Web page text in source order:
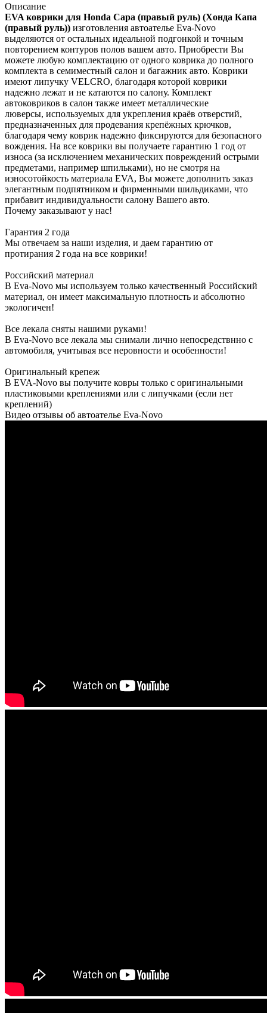
Описание
EVA коврики для Honda Capa (правый руль) (Хонда Капа
(правый руль)) изготовления автоателье Eva-Novo
выделяются от остальных идеальной подгонкой и точным
повторением контуров полов вашем авто. Приобрести Вы
можете любую комплектацию от одного коврика до полного
комплекта в семиместный салон и багажник авто. Коврики
имеют липучку VELCRO, благодаря которой коврики
надежно лежат и не катаются по салону. Комплект
автоковриков в салон также имеет металлические
люверсы, используемых для укрепления краёв отверстий,
предназначенных для продевания крепёжных крючков,
благодаря чему коврик надежно фиксируются для безопасного
вождения. На все коврики вы получаете гарантию 1 год от
износа (за исключением механических повреждений острыми
предметами, например шпильками), но не смотря на
износотойкость материала EVA, Вы можете дополнить заказ
элегантным подпятником и фирменными шильдиками, что
прибавит индивидуальности салону Вашего авто.
Почему заказывают у нас!
Гарантия 2 года
Мы отвечаем за наши изделия, и даем гарантию от
протирания 2 года на все коврики!
Российский материал
В Eva-Novo мы используем только качественный Российский
материал, он имеет максимальную плотность и абсолютно
экологичен!
Все лекала сняты нашими руками!
В Eva-Novo все лекала мы снимали лично непосредствнно с
автомобиля, учитывая все неровности и особенности!
Оригинальный крепеж
В EVA-Novo вы получите ковры только с оригинальными
пластиковыми креплениями или с липучками (если нет
креплений)
Видео отзывы об автоателье Eva-Novo